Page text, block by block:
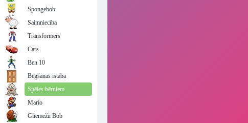
Spongebob
Saimniecība
Transformers
Cars
Ben 10
Bēgšanas istaba
Spēles bērniem
Mario
Gliemežu Bob